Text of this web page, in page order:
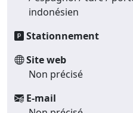
indonésien
Stationnement
Site web
Non précisé
E-mail